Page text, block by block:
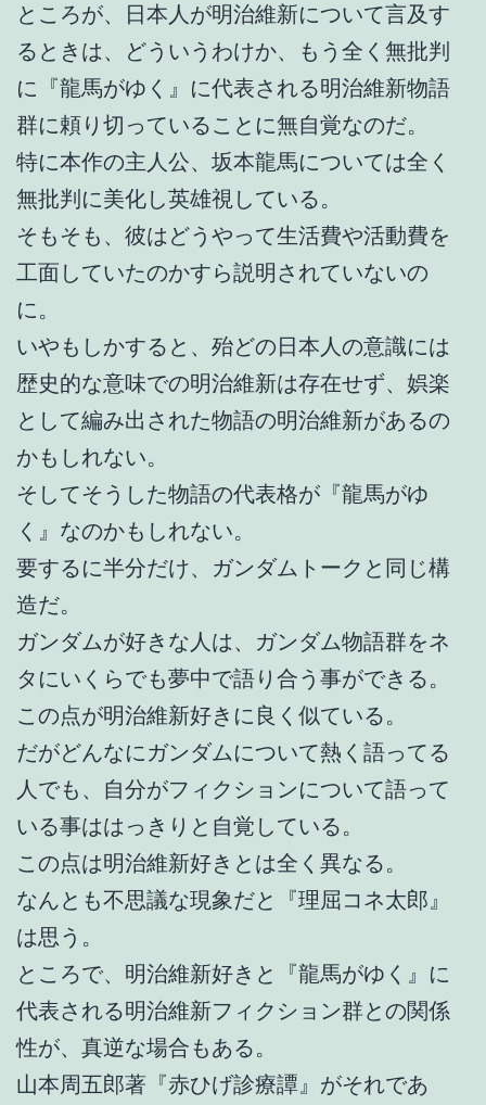
ところが、日本人が明治維新について言及す
るときは、どういうわけか、もう全く無批判
に『龍馬がゆく』に代表される明治維新物語
群に頼り切っていることに無自覚なのだ。
特に本作の主人公、坂本龍馬については全く
無批判に美化し英雄視している。
そもそも、彼はどうやって生活費や活動費を
工面していたのかすら説明されていないの
に。
いやもしかすると、殆どの日本人の意識には
歴史的な意味での明治維新は存在せず、娯楽
として編み出された物語の明治維新があるの
かもしれない。
そしてそうした物語の代表格が『龍馬がゆ
く』なのかもしれない。
要するに半分だけ、ガンダムトークと同じ構
造だ。
ガンダムが好きな人は、ガンダム物語群をネ
タにいくらでも夢中で語り合う事ができる。
この点が明治維新好きに良く似ている。
だがどんなにガンダムについて熱く語ってる
人でも、自分がフィクションについて語って
いる事ははっきりと自覚している。
この点は明治維新好きとは全く異なる。
なんとも不思議な現象だと『理屈コネ太郎』
は思う。
ところで、明治維新好きと『龍馬がゆく』に
代表される明治維新フィクション群との関係
性が、真逆な場合もある。
山本周五郎著『赤ひげ診療譚』がそれであ